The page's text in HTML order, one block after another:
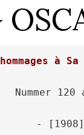
à
Nummer 120
-